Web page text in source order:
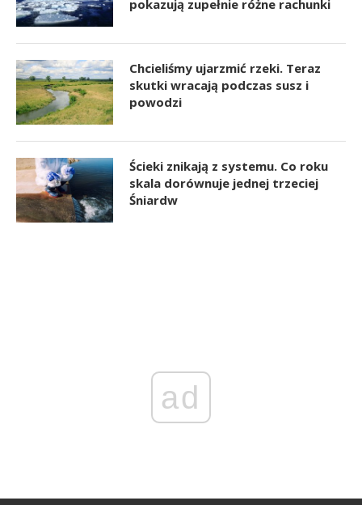
pokazują zupełnie różne rachunki
Chcieliśmy ujarzmić rzeki. Teraz
skutki wracają podczas susz i
powodzi
Ścieki znikają z systemu. Co roku
skala dorównuje jednej trzeciej
Śniardw
ad